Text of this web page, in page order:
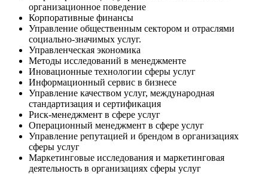
организационное поведение
Корпоративные финансы
Управление общественным сектором и отраслями
социально-значимых услуг.
Управленческая экономика
Методы исследований в менеджменте
Иновационные технологии сферы услуг
Информационный сервис в бизнесе
Управление качеством услуг, международная
стандартизация и сертификация
Риск-менеджмент в сфере услуг
Операционный менеджмент в сфере услуг
Управление репутацией и брендом в организациях
сферы услуг
Маркетинговые исследования и маркетинговая
деятельность в организациях сферы услуг